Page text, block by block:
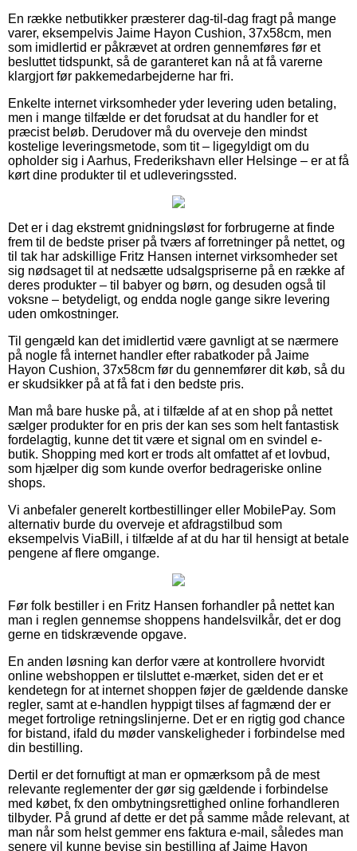
En række netbutikker præsterer dag-til-dag fragt på mange
varer, eksempelvis Jaime Hayon Cushion, 37x58cm, men
som imidlertid er påkrævet at ordren gennemføres før et
besluttet tidspunkt, så de garanteret kan nå at få varerne
klargjort før pakkemedarbejderne har fri.
Enkelte internet virksomheder yder levering uden betaling,
men i mange tilfælde er det forudsat at du handler for et
præcist beløb. Derudover må du overveje den mindst
kostelige leveringsmetode, som tit – ligegyldigt om du
opholder sig i Aarhus, Frederikshavn eller Helsinge – er at få
kørt dine produkter til et udleveringssted.
Det er i dag ekstremt gnidningsløst for forbrugerne at finde
frem til de bedste priser på tværs af forretninger på nettet, og
til tak har adskillige Fritz Hansen internet virksomheder set
sig nødsaget til at nedsætte udsalgspriserne på en række af
deres produkter – til babyer og børn, og desuden også til
voksne – betydeligt, og endda nogle gange sikre levering
uden omkostninger.
Til gengæld kan det imidlertid være gavnligt at se nærmere
på nogle få internet handler efter rabatkoder på Jaime
Hayon Cushion, 37x58cm før du gennemfører dit køb, så du
er skudsikker på at få fat i den bedste pris.
Man må bare huske på, at i tilfælde af at en shop på nettet
sælger produkter for en pris der kan ses som helt fantastisk
fordelagtig, kunne det tit være et signal om en svindel e-
butik. Shopping med kort er trods alt omfattet af et lovbud,
som hjælper dig som kunde overfor bedrageriske online
shops.
Vi anbefaler generelt kortbestillinger eller MobilePay. Som
alternativ burde du overveje et afdragstilbud som
eksempelvis ViaBill, i tilfælde af at du har til hensigt at betale
pengene af flere omgange.
Før folk bestiller i en Fritz Hansen forhandler på nettet kan
man i reglen gennemse shoppens handelsvilkår, det er dog
gerne en tidskrævende opgave.
En anden løsning kan derfor være at kontrollere hvorvidt
online webshoppen er tilsluttet e-mærket, siden det er et
kendetegn for at internet shoppen føjer de gældende danske
regler, samt at e-handlen hyppigt tilses af fagmænd der er
meget fortrolige retningslinjerne. Det er en rigtig god chance
for bistand, ifald du møder vanskeligheder i forbindelse med
din bestilling.
Dertil er det fornuftigt at man er opmærksom på de mest
relevante reglementer der gør sig gældende i forbindelse
med købet, fx den ombytningsrettighed online forhandleren
tilbyder. På grund af dette er det på samme måde relevant, at
man når som helst gemmer ens faktura e-mail, således man
senere vil kunne bevise sin bestilling af Jaime Hayon